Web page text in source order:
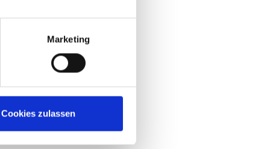
Marketing
Cookies zulassen